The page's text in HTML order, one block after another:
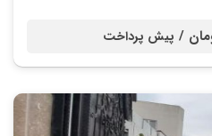
پیش پرداخت